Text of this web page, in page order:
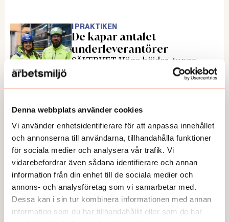
Denna webbplats använder cookies
Vi använder enhetsidentifierare för att anpassa innehållet
och annonserna till användarna, tillhandahålla funktioner
för sociala medier och analysera vår trafik. Vi
vidarebefordrar även sådana identifierare och annan
information från din enhet till de sociala medier och
annons- och analysföretag som vi samarbetar med.
Dessa kan i sin tur kombinera informationen med annan
information som du har tillhandahållit eller som de har
dess har sjuktalen bland kvinnor
mellan 40 och 60 år sjunkit, visar
kommunens utvärdering.
I PRAKTIKEN
De kapar antalet
underleverantörer
SÄKERHET Höga höjder, tunga
element, damm – och en miljö som
hela tiden förändras. Långa led med
ytterligare. På Einar Mattsson
Byggnads AB är
underentreprenörsleden
begränsade till två.
TEMA
Hjärtdata ska bygga hälsa på
Skanska
BIODATA På byggföretaget Skanska
används mätning på hjärtat som ett
verktyg för att hjälpa cheferna till
hälsosammare vanor. Sju års
mätning har gett bra resultat. Men
I PRAKTIKEN
Därför ska du sitta fult